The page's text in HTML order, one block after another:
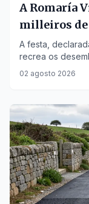
A Romaría
milleiros de
A festa,
recrea os
Torres de Oeste.
02 agosto 2026